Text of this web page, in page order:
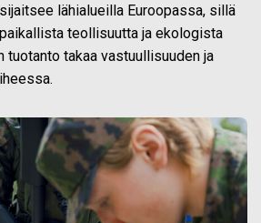
lähialueilla Euroopassa, sillä
teollisuutta ja ekologista
tuotanto takaa vastuullisuuden ja